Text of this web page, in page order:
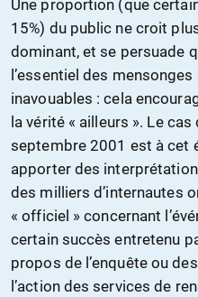
Une proportion (que
15%) du public ne croit
dominant, et se persuade
l’essentiel des
inavouables : cela
la vérité « ailleurs ». Le
septembre 2001 est à cet
apporter des
des milliers d’internautes
« officiel » concernant
certain succès entretenu
propos de l’enquête ou
l’action des services de